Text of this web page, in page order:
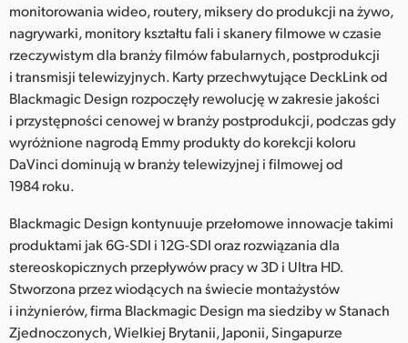
monitorowania wideo, routery, miksery do produkcji na żywo,
nagrywarki, monitory kształtu fali i skanery filmowe w czasie
rzeczywistym dla branży filmów fabularnych, postprodukcji
i transmisji telewizyjnych. Karty przechwytujące DeckLink od
Blackmagic Design rozpoczęły rewolucję w zakresie jakości
i przystępności cenowej w branży postprodukcji, podczas gdy
wyróżnione nagrodą Emmy produkty do korekcji koloru
DaVinci dominują w branży telewizyjnej i filmowej od
1984 roku.
Blackmagic Design kontynuuje przełomowe innowacje takimi
produktami jak 6G-SDI i 12G-SDI oraz rozwiązania dla
stereoskopicznych przepływów pracy w 3D i Ultra HD.
Stworzona przez wiodących na świecie montażystów
i inżynierów, firma Blackmagic Design ma siedziby w Stanach
Zjednoczonych, Wielkiej Brytanii, Japonii, Singapurze